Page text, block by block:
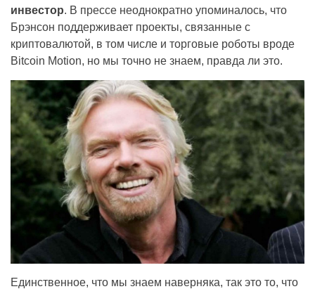
инвестор. В прессе неоднократно упоминалось, что
Брэнсон поддерживает проекты, связанные с
криптовалютой, в том числе и торговые роботы вроде
Bitcoin Motion, но мы точно не знаем, правда ли это.
Единственное, что мы знаем наверняка, так это то, что